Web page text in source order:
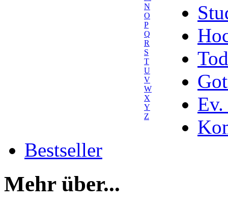
N
O
P
Q
R
S
T
U
V
W
X
Y
Z
Ev.
Bestseller
Mehr über...